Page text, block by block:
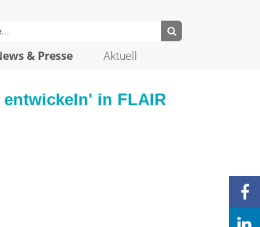
& Presse Aktuell
in FLAIR